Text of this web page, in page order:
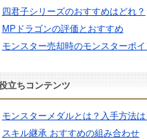
四君子シリーズのおすすめはどれ？
MPドラゴンの評価とおすすめ
モンスター売却時のモンスターポイ
立ちコンテンツ
モンスターメダルとは？入手方法は
スキル継承 おすすめの組み合わせ